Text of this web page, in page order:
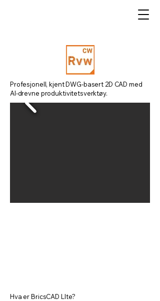
Profesjonell, kjent DWG-basert 2D CAD med
AI-drevne produktivitetsverktøy.
Hva er BricsCAD LIte?